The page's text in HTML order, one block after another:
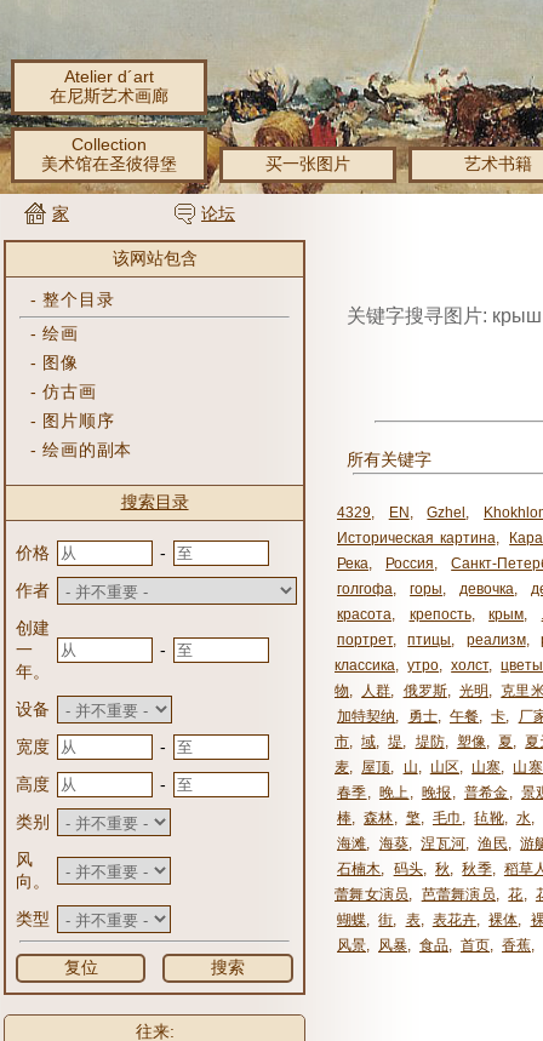
Atelier d´art
在尼斯艺术画廊
Collection
美术馆在圣彼得堡
买一张图片 艺术书籍
家 论坛
该网站包含
-整个目录
-绘画
- 图像
-仿古画
- 图片顺序
-绘画的副本
搜索目录
价格
-
作者
创建
一
年。
-
设备
宽度
-
高度
-
类别
风
向。
类型
复位 搜索
往来:
关键字搜寻图片:
所有关键字
4329, EN , Gzhel ,
Историческая картина,
Река, Россия,
Санкт-
голгофа, горы, девочка,
красота, крепость, крым,
портрет, птицы, реализм,
классика, утро, холст, цветы
物, 人群, 俄罗斯, 光明 , 克里
加特契纳, 勇士, 午餐, 卡,
厂
市, 域, 堤, 堤防, 塑像, 夏, 夏
麦, 屋顶, 山, 山区, 山寨, 山
春季, 晚上, 晚报 , 普希金, 景
棒, 森林, 檠, 毛巾 , 毡靴, 水,
海滩, 海葵, 涅瓦河, 渔民, 游
石楠木, 码头, 秋, 秋季, 稻草
蕾舞女演员, 芭蕾舞演员, 花,
蝴蝶, 街, 表, 表花卉, 裸体,
风景, 风暴, 食品, 首页, 香蕉,